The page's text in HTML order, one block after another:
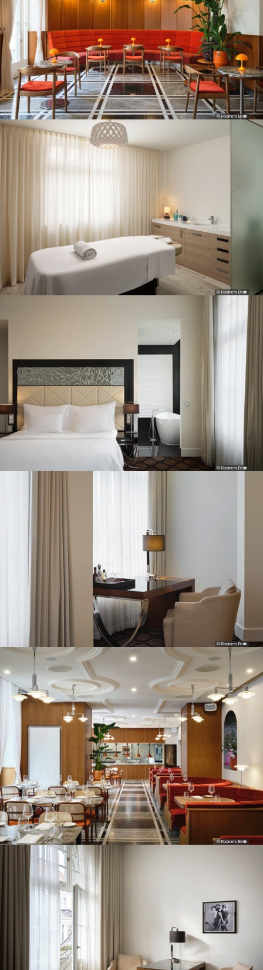
© Roomers Berlin
© Roomers Berlin
© Roomers Berlin
© Roomers Berlin
© Roomers Berlin